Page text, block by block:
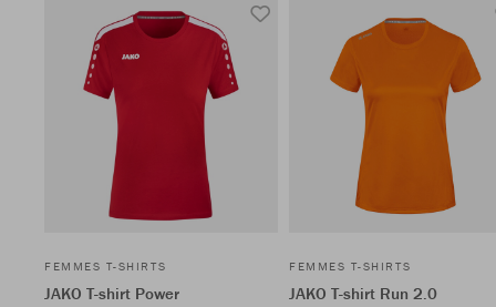
FEMMES T-SHIRTS
JAKO T-shirt Power
FEMMES T-SHIRTS
JAKO T-shirt Run 2.0